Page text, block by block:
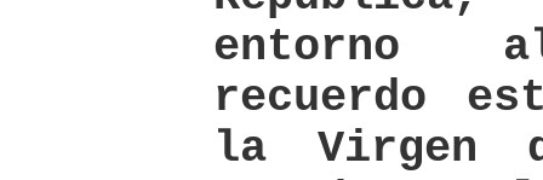
entorno
recuerdo
la Virgen